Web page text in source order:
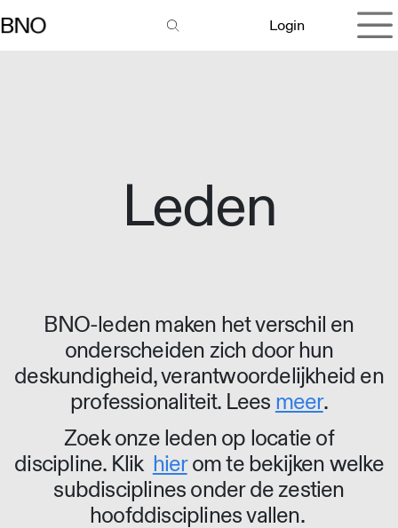
Login
Leden
BNO-leden maken het verschil en
onderscheiden zich door hun
deskundigheid, verantwoordelijkheid en
professionaliteit. Lees meer.
Zoek onze leden op locatie of
discipline. Klik hierom te bekijken welke
subdisciplines onder de zestien
hoofddisciplines vallen.